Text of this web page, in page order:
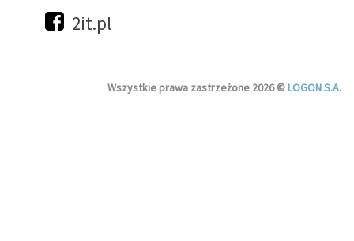
2it.pl
Wszystkie prawa zastrzeżone 2026 ©LOGON S.A.